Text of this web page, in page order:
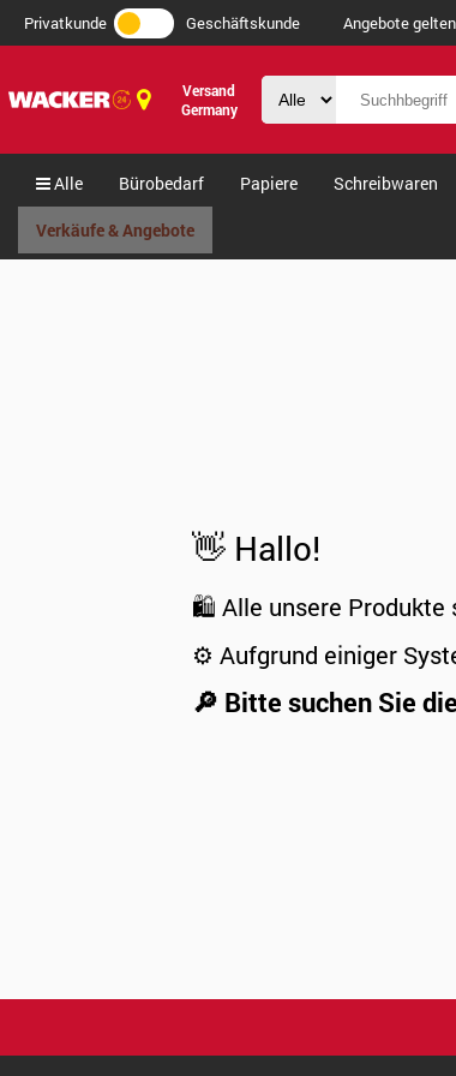
Privatkunde Geschäftskunde Angebote
Versand
Germany
Alle Bürobedarf Papiere Schreibwaren
Verkäufe & Angebote
👋 Hallo!
🛍️ Alle unsere Produkte
⚙️ Aufgrund einiger
🔎 Bitte suchen Sie